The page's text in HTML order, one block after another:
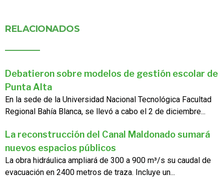
RELACIONADOS
Debatieron sobre modelos de gestión escolar de
Punta Alta
En la sede de la Universidad Nacional Tecnológica Facultad
Regional Bahía Blanca, se llevó a cabo el 2 de diciembre...
La reconstrucción del Canal Maldonado sumará
nuevos espacios públicos
La obra hidráulica ampliará de 300 a 900 m³/s su caudal de
evacuación en 2400 metros de traza. Incluye un...